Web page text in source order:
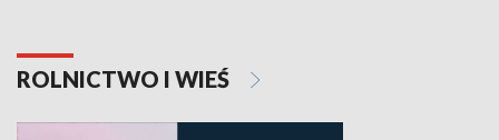
ROLNICTWO I WIEŚ